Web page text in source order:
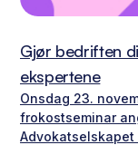
Gjør bedriften
ekspertene
Onsdag 23.
frokostseminar
Advokatselskapet